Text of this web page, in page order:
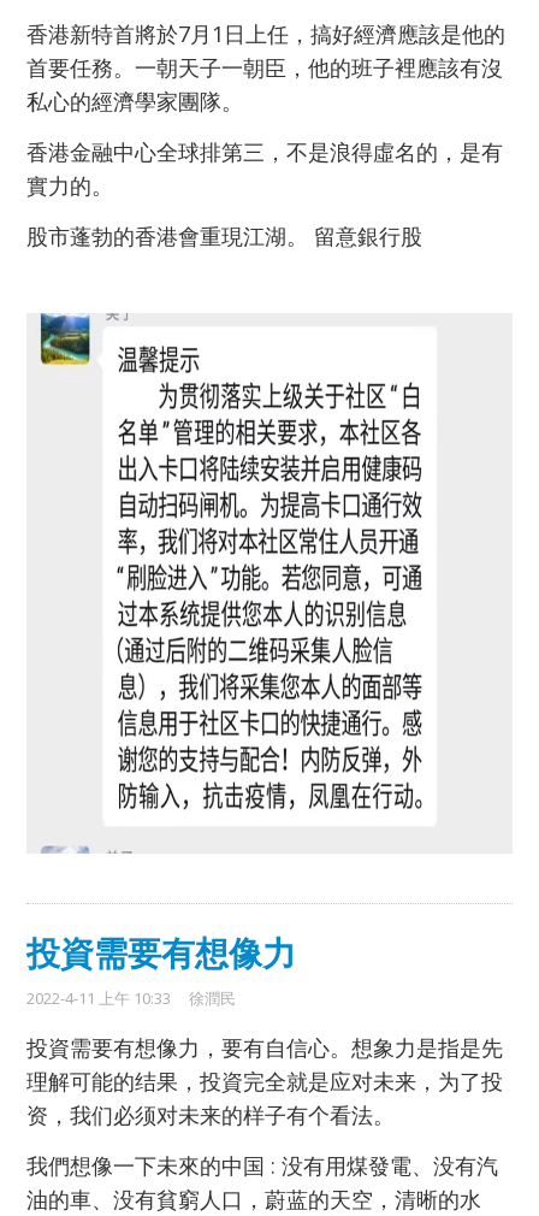
香港新特首將於7月1日上任，搞好經濟應該是他的
首要任務。一朝天子一朝臣，他的班子裡應該有沒
私心的經濟學家團隊。
香港金融中心全球排第三，不是浪得虛名的，是有
實力的。
股市蓬勃的香港會重現江湖。 留意銀行股
投資需要有想像力
2022-4-11 上午 10:33 徐潤民
投資需要有想像力，要有自信心。想象力是指是先
理解可能的结果，投資完全就是应对未来，为了投
资，我们必须对未来的样子有个看法。
我們想像一下未來的中国 : 没有用煤發電、没有汽
油的車、没有貧窮人口，蔚蓝的天空，清晰的水